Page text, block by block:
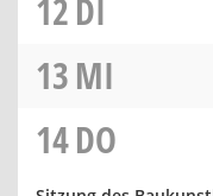
12 DI
13MI
14DO